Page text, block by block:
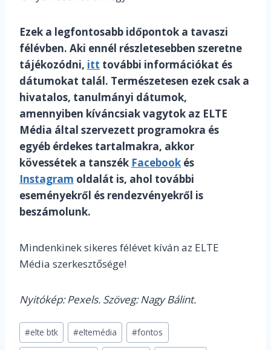
Ezek a legfontosabb időpontok a tavaszi
félévben. Aki ennél részletesebben szeretne
tájékozódni, itt további információkat és
dátumokat talál. Természetesen ezek csak a
hivatalos, tanulmányi dátumok,
amennyiben kíváncsiak vagytok az ELTE
Média által szervezett programokra és
egyéb érdekes tartalmakra, akkor
kövessétek a tanszék Facebook és
Instagram oldalát is, ahol további
eseményekről és rendezvényekről is
beszámolunk.
Mindenkinek sikeres félévet kíván az ELTE
Média szerkesztősége!
Nyitókép: Pexels. Szöveg: Nagy Bálint.
Post
Tags:
#elte btk #eltemédia #fontos